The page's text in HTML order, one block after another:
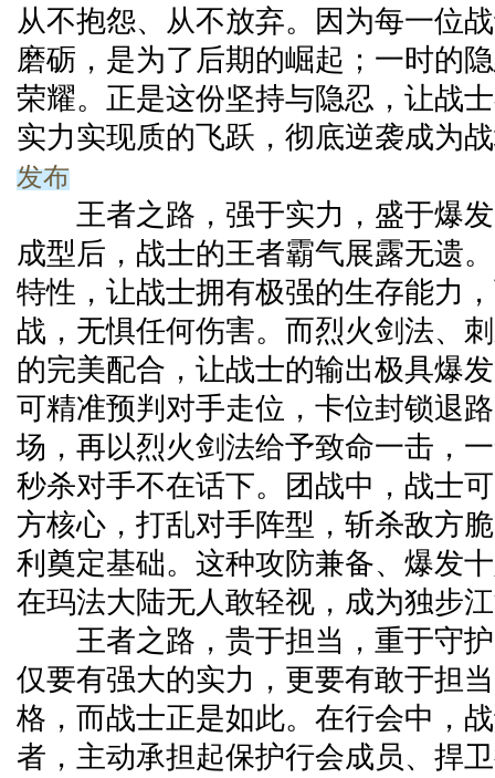
从不抱怨、从不放弃。因为每一位
磨砺，是为了后期的崛起；一时的
荣耀。正是这份坚持与隐忍，让战
实力实现质的飞跃，彻底逆袭成为
发布
王者之路，强于实力，盛于爆发
成型后，战士的王者霸气展露无遗
特性，让战士拥有极强的生存能力
战，无惧任何伤害。而烈火剑法、
的完美配合，让战士的输出极具爆
可精准预判对手走位，卡位封锁退
场，再以烈火剑法给予致命一击，
秒杀对手不在话下。团战中，战士
方核心，打乱对手阵型，斩杀敌方
利奠定基础。这种攻防兼备、爆发
在玛法大陆无人敢轻视，成为独步
王者之路，贵于担当，重于守护
仅要有强大的实力，更要有敢于担
格，而战士正是如此。在行会中，
者，主动承担起保护行会成员、捍